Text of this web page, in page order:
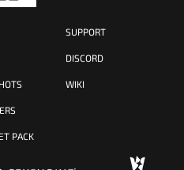
PACK
SUPPORT
DISCORD
WIKI